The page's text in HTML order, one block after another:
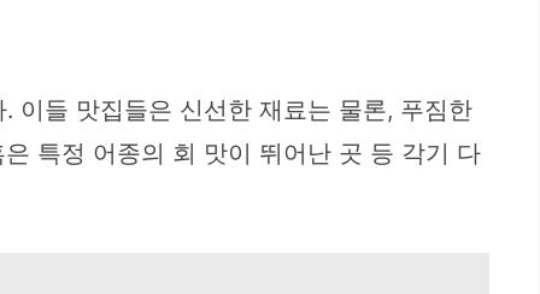
이들 맛집들은 신선한 재료는 물론, 푸짐한
특정 어종의 회 맛이 뛰어난 곳 등 각기 다